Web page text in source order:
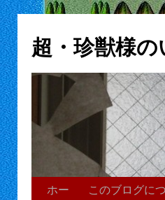
超・珍獣様の
ホー このブログにつ